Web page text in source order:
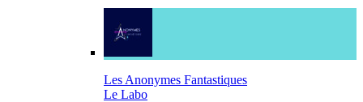
Les Anonymes Fantastiques
Le Labo